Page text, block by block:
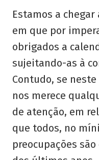
Estamos a
em que por
obrigados a
sujeitando-as à
Contudo, se
nos merece
de atenção, em
que todos, no
preocupações